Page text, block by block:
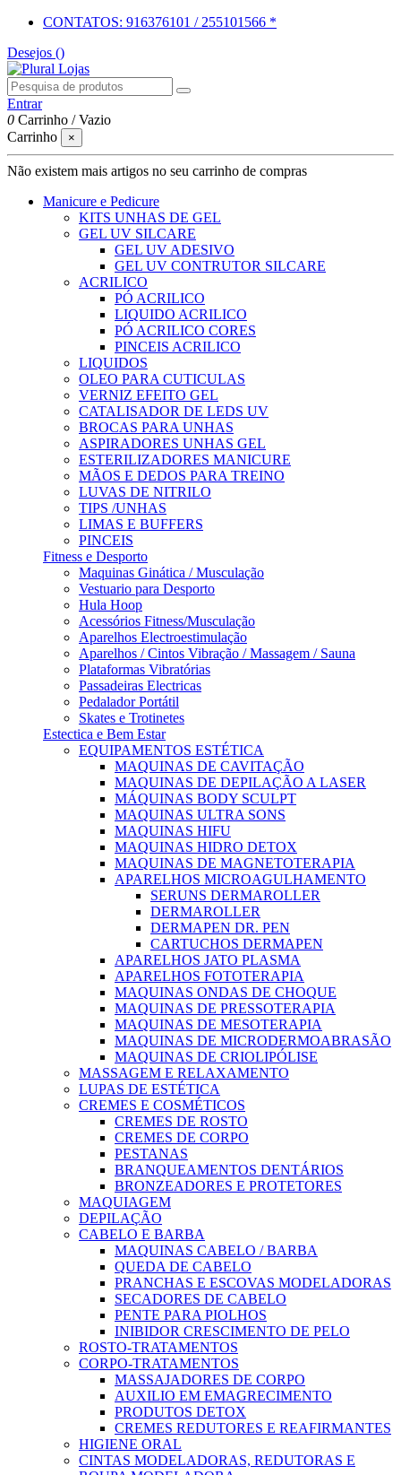
CONTATOS: 916376101 / 255101566 *
Desejos ()
Entrar
0 Carrinho /Vazio
Carrinho
×
Não existem mais artigos no seu carrinho de compras
Manicure e Pedicure
KITS UNHAS DE GEL
GEL UV SILCARE
GEL UV ADESIVO
GEL UV CONTRUTOR SILCARE
ACRILICO
PÓ ACRILICO
LIQUIDO ACRILICO
PÓ ACRILICO CORES
PINCEIS ACRILICO
LIQUIDOS
OLEO PARA CUTICULAS
VERNIZ EFEITO GEL
CATALISADOR DE LEDS UV
BROCAS PARA UNHAS
ASPIRADORES UNHAS GEL
ESTERILIZADORES MANICURE
MÃOS E DEDOS PARA TREINO
LUVAS DE NITRILO
TIPS /UNHAS
LIMAS E BUFFERS
PINCEIS
Fitness e Desporto
Maquinas Ginática / Musculação
Vestuario para Desporto
Hula Hoop
Acessórios Fitness/Musculação
Aparelhos Electroestimulação
Aparelhos / Cintos Vibração / Massagem / Sauna
Plataformas Vibratórias
Passadeiras Electricas
Pedalador Portátil
Skates e Trotinetes
Estectica e Bem Estar
EQUIPAMENTOS ESTÉTICA
MAQUINAS DE CAVITAÇÃO
MAQUINAS DE DEPILAÇÃO A LASER
MÁQUINAS BODY SCULPT
MAQUINAS ULTRA SONS
MAQUINAS HIFU
MAQUINAS HIDRO DETOX
MAQUINAS DE MAGNETOTERAPIA
APARELHOS MICROAGULHAMENTO
SERUNS DERMAROLLER
DERMAROLLER
DERMAPEN DR. PEN
CARTUCHOS DERMAPEN
APARELHOS JATO PLASMA
APARELHOS FOTOTERAPIA
MAQUINAS ONDAS DE CHOQUE
MAQUINAS DE PRESSOTERAPIA
MAQUINAS DE MESOTERAPIA
MAQUINAS DE MICRODERMOABRASÃO
MAQUINAS DE CRIOLIPÓLISE
MASSAGEM E RELAXAMENTO
LUPAS DE ESTÉTICA
CREMES E COSMÉTICOS
CREMES DE ROSTO
CREMES DE CORPO
PESTANAS
BRANQUEAMENTOS DENTÁRIOS
BRONZEADORES E PROTETORES
MAQUIAGEM
DEPILAÇÃO
CABELO E BARBA
MAQUINAS CABELO / BARBA
QUEDA DE CABELO
PRANCHAS E ESCOVAS MODELADORAS
SECADORES DE CABELO
PENTE PARA PIOLHOS
INIBIDOR CRESCIMENTO DE PELO
ROSTO-TRATAMENTOS
CORPO-TRATAMENTOS
MASSAJADORES DE CORPO
AUXILIO EM EMAGRECIMENTO
PRODUTOS DETOX
CREMES REDUTORES E REAFIRMANTES
HIGIENE ORAL
CINTAS MODELADORAS, REDUTORAS E